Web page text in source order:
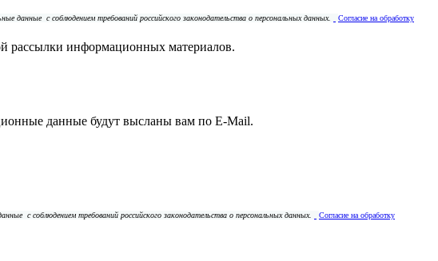
данные с соблюдением требований российского законодательства о персональных данных.
Согласие на обработку
рассылки информационных материалов.
данные будут высланы вам по E-Mail.
с соблюдением требований российского законодательства о персональных данных.
Согласие на обработку